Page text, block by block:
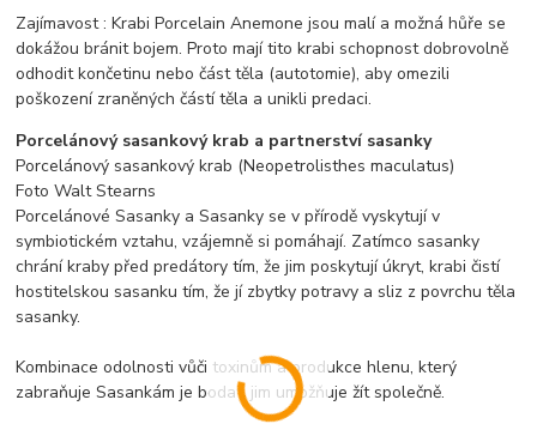
Zajímavost : Krabi Porcelain Anemone jsou malí a možná hůře se
dokážou bránit bojem. Proto mají tito krabi schopnost dobrovolně
odhodit končetinu nebo část těla (autotomie), aby omezili
poškození zraněných částí těla a unikli predaci.
Porcelánový sasankový krab a partnerství sasanky
Porcelánový sasankový krab (Neopetrolisthes maculatus)
Foto Walt Stearns
Porcelánové Sasanky a Sasanky se v přírodě vyskytují v
symbiotickém vztahu, vzájemně si pomáhají. Zatímco sasanky
chrání kraby před predátory tím, že jim poskytují úkryt, krabi čistí
hostitelskou sasanku tím, že jí zbytky potravy a sliz z povrchu těla
sasanky.
Kombinace odolnosti vůči toxinům a produkce hlenu, který
zabraňuje Sasankám je bodat, jim umožňuje žít společně.